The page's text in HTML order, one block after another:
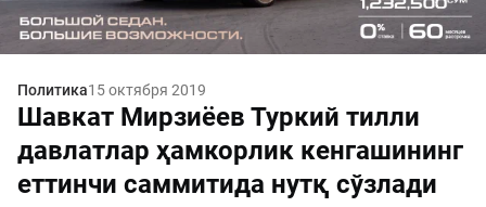
Политика15 октября 2019
Шавкат Мирзиёев Туркий тилли
давлатлар ҳамкорлик кенгашининг
еттинчи саммитида нутқ сўзлади